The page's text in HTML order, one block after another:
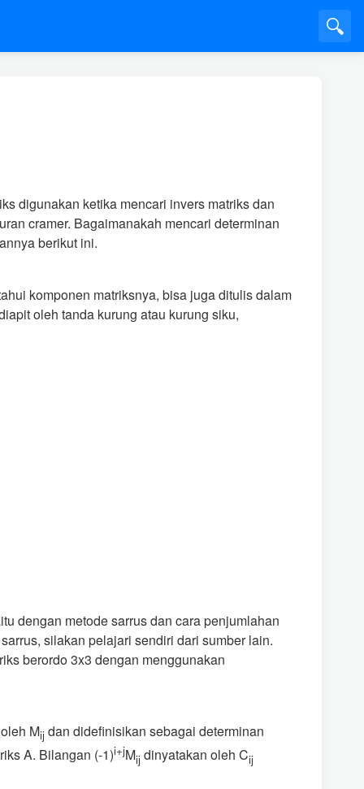
🔍
digunakan ketika mencari invers matriks dan
cramer. Bagaimanakah mencari determinan
berikut ini.
komponen matriksnya, bisa juga ditulis dalam
oleh tanda kurung atau kurung siku,
dengan metode sarrus dan cara penjumlahan
silakan pelajari sendiri dari sumber lain.
berordo 3x3 dengan menggunakan
Mij dan didefinisikan sebagai determinan
A. Bilangan (-1)i+jMij dinyatakan oleh Cij